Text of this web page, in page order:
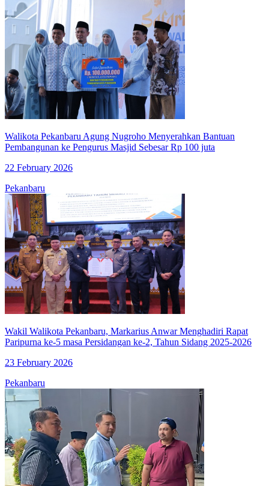
Walikota Pekanbaru Agung Nugroho Menyerahkan Bantuan
Pembangunan ke Pengurus Masjid Sebesar Rp 100 juta
22 February 2026
Pekanbaru
Wakil Walikota Pekanbaru, Markarius Anwar Menghadiri Rapat
Paripurna ke-5 masa Persidangan ke-2, Tahun Sidang 2025-2026
23 February 2026
Pekanbaru